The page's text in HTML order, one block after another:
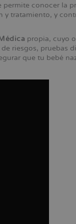
conocer la
y tratamiento, y
propia, cuyo
riesgos, pruebas
que tu bebé